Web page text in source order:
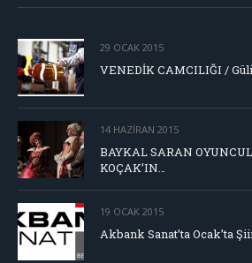
29 OCAK 2015
VENEDİK CAMCILIĞI /
14 HAZIRAN 2015
BAYKAL SARAN
KOÇAK’IN…
19 OCAK 2015
Akbank Sanat’ta Ocak’ta